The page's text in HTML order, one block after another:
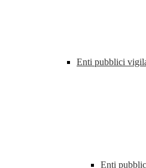
Enti pubblici
Enti